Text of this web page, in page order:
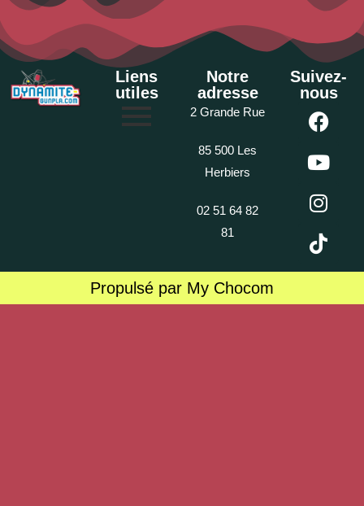
Liens
utiles
Notre
adresse
2 Grande Rue
85 500 Les
Herbiers
02 51 64 82
81
Suivez-
nous
Propulsé par My Chocom